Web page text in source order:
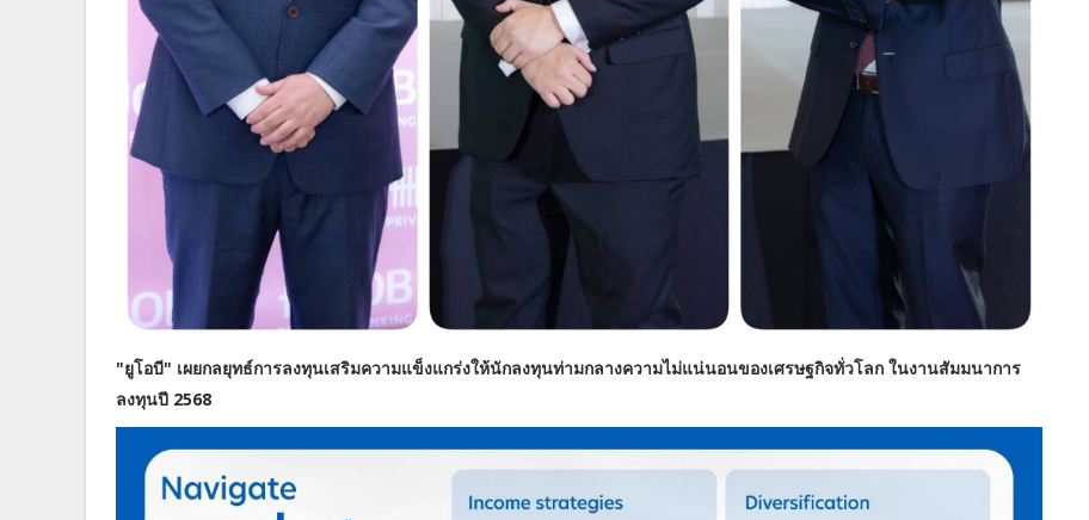
"ยูโอบี" เผยกลยุทธ์การลงทุนเสริมความแข็งแกร่งให้นักลงทุนท่ามกลางความไม่แน่นอนของเศรษฐกิจทั่วโลก ในงานสัมมนาการ
ลงทุนปี 2568